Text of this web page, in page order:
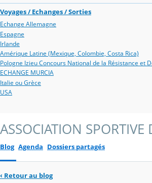
Voyages / Echanges / Sorties
Echange Allemagne
Espagne
Irlande
Amérique Latine (Mexique, Colombie, Costa Rica)
Pologne Izieu Concours National de la Résistance et
ECHANGE MURCIA
Italie ou Grèce
USA
ASSOCIATION SPORTIVE
Blog Agenda Dossiers partagés
‹ Retour au blog